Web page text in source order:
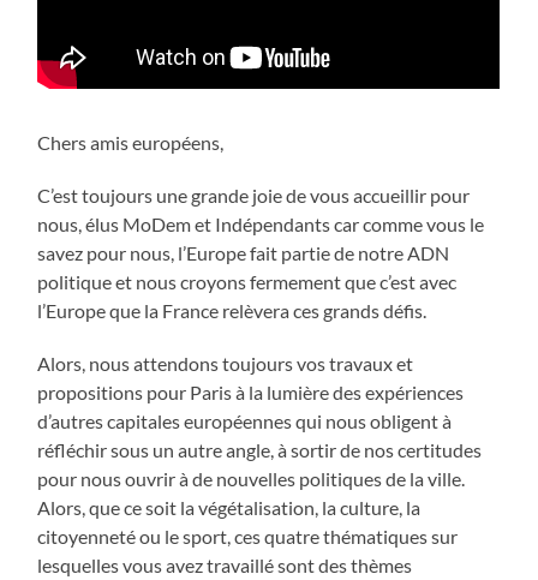
Chers amis européens,
C’est toujours une grande joie de vous accueillir pour
nous, élus MoDem et Indépendants car comme vous le
savez pour nous, l’Europe fait partie de notre ADN
politique et nous croyons fermement que c’est avec
l’Europe que la France relèvera ces grands défis.
Alors, nous attendons toujours vos travaux et
propositions pour Paris à la lumière des expériences
d’autres capitales européennes qui nous obligent à
réfléchir sous un autre angle, à sortir de nos certitudes
pour nous ouvrir à de nouvelles politiques de la ville.
Alors, que ce soit la végétalisation, la culture, la
citoyenneté ou le sport, ces quatre thématiques sur
lesquelles vous avez travaillé sont des thèmes